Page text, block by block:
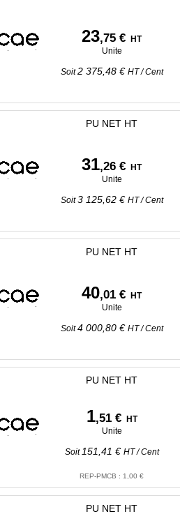
23,75 €
HT
Unite
Soit2 375,48 € HT/Cent
PU NET HT
31,26 €
HT
Unite
Soit3 125,62 € HT/Cent
PU NET HT
40,01 €
HT
Unite
Soit4 000,80 € HT/Cent
PU NET HT
1,51 €
HT
Unite
Soit 151,41 € HT/Cent
REP-PMCB : 1,00 €
PU NET HT